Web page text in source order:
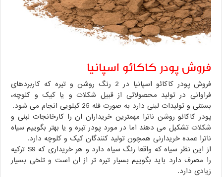
فروش پودر کاکائو اسپانیا
فروش پودر کاکائو اسپانیا در 2 رنگ روشن و تیره که کاربردهای
فراوانی در تولید محصولاتی از قبیل شکلات و یا کیک و کلوچه،
بستنی و تولیدات لبنی دارد به صورت فله 25 کیلویی انجام می شود.
پودر کاکائو روشن ناترا مهمترین خریداران ان را کارخانجات لبنی و
شکلات تشکیل می دهند اما در مورد پودر تیره و یا بهتر بگوییم سیاه
ناترا عمده خریدارنی همچون تولید کنندگان کیک و کلوچه دارد.
از این نظر سیاه که واقعا رنگ سیاه دارد و هر خریداری که S9 ترکیه
را مصرف دارد باید بگوییم بسیار تیره تر از ان است و تلخی بسیار
زیادی دارد.